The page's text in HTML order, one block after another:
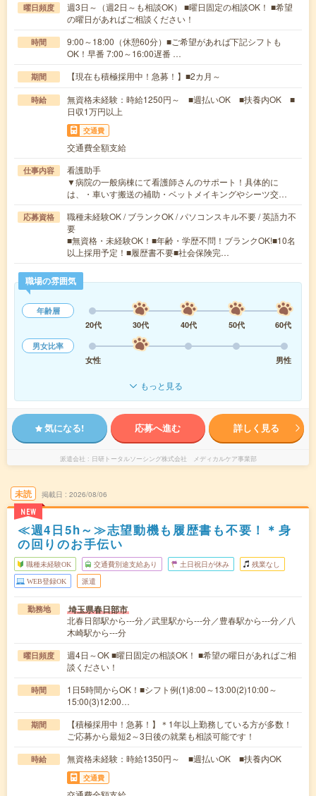
曜日頻度
週3日～（週2日～も相談OK） ■曜日固定の相談OK！ ■希望
の曜日があればご相談ください！
時間
9:00～18:00（休憩60分）■ご希望があれば下記シフトも
OK！早番 7:00～16:00遅番 …
期間 【現在も積極採用中！急募！】■2カ月～
時給
無資格未経験：時給1250円～ ■週払いOK ■扶養内OK ■
日収1万円以上
交通費
交通費全額支給
仕事内容
看護助手
▼病院の一般病棟にて看護師さんのサポート！具体的に
は、・車いす搬送の補助・ベットメイキングやシーツ交…
応募資格
職種未経験OK / ブランクOK / パソコンスキル不要 / 英語力不
要
■無資格・未経験OK！■年齢・学歴不問！ブランクOK!■10名
以上採用予定！■履歴書不要■社会保険完…
職場の雰囲気
年齢層
20代
30代 40代 50代
60代
男女比率
女性
男性
もっと見る
気になる! 応募へ進む 詳しく見る
派遣会社 日研トータルソーシング株式会社 メディカルケア事業部
未読
NEW
掲載日 2026/08/06
≪週4日5h～≫志望動機も履歴書も不要！＊身
の回りのお手伝い
職種未経験OK 交通費別途支給あり 土日祝日が休み 残業なし
WEB登録OK 派遣
勤務地 埼玉県春日部市
北春日部駅から---分／武里駅から---分／豊春駅から---分／八
木崎駅から---分
曜日頻度
週4日～OK ■曜日固定の相談OK！ ■希望の曜日があればご相
談ください！
時間
1日5時間からOK！■シフト例(1)8:00～13:00(2)10:00～
15:00(3)12:00…
期間
【積極採用中！急募！】＊1年以上勤務している方が多数！
ご応募から最短2～3日後の就業も相談可能です！
時給 無資格未経験：時給1350円～ ■週払いOK ■扶養内OK
交通費